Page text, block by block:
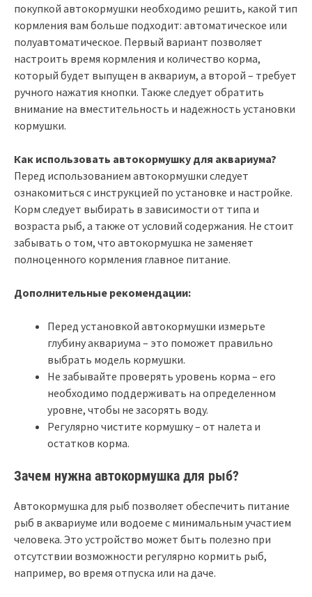
покупкой автокормушки необходимо решить, какой тип
кормления вам больше подходит: автоматическое или
полуавтоматическое. Первый вариант позволяет
настроить время кормления и количество корма,
который будет выпущен в аквариум, а второй – требует
ручного нажатия кнопки. Также следует обратить
внимание на вместительность и надежность установки
кормушки.
Как использовать автокормушку для аквариума?
Перед использованием автокормушки следует
ознакомиться с инструкцией по установке и настройке.
Корм следует выбирать в зависимости от типа и
возраста рыб, а также от условий содержания. Не стоит
забывать о том, что автокормушка не заменяет
полноценного кормления главное питание.
Дополнительные рекомендации:
Перед установкой автокормушки измерьте
глубину аквариума – это поможет правильно
выбрать модель кормушки.
Не забывайте проверять уровень корма – его
необходимо поддерживать на определенном
уровне, чтобы не засорять воду.
Регулярно чистите кормушку – от налета и
остатков корма.
Зачем нужна автокормушка для рыб?
Автокормушка для рыб позволяет обеспечить питание
рыб в аквариуме или водоеме с минимальным участием
человека. Это устройство может быть полезно при
отсутствии возможности регулярно кормить рыб,
например, во время отпуска или на даче.